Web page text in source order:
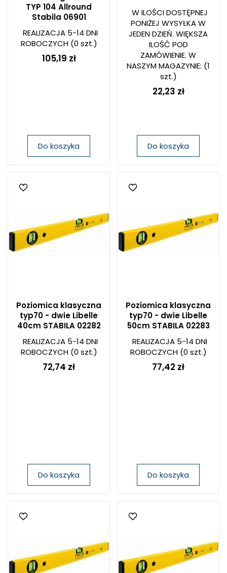
TYP 104 Allround
Stabila 06901
REALIZACJA 5-14 DNI
ROBOCZYCH(0 szt.)
105,19 zł
Do koszyka
W ILOŚCI DOSTĘPNEJ
PONIŻEJ WYSYŁKA W
JEDEN DZIEŃ. WIĘKSZA
ILOŚĆ POD
ZAMÓWIENIE. W
NASZYM MAGAZYNIE: (1
szt.)
22,23 zł
Do koszyka
Poziomica klasyczna
typ70 - dwie Libelle
40cm STABILA 02282
REALIZACJA 5-14 DNI
ROBOCZYCH(0 szt.)
72,74 zł
Do koszyka
Poziomica klasyczna
typ70 - dwie Libelle
50cm STABILA 02283
REALIZACJA 5-14 DNI
ROBOCZYCH(0 szt.)
77,42 zł
Do koszyka